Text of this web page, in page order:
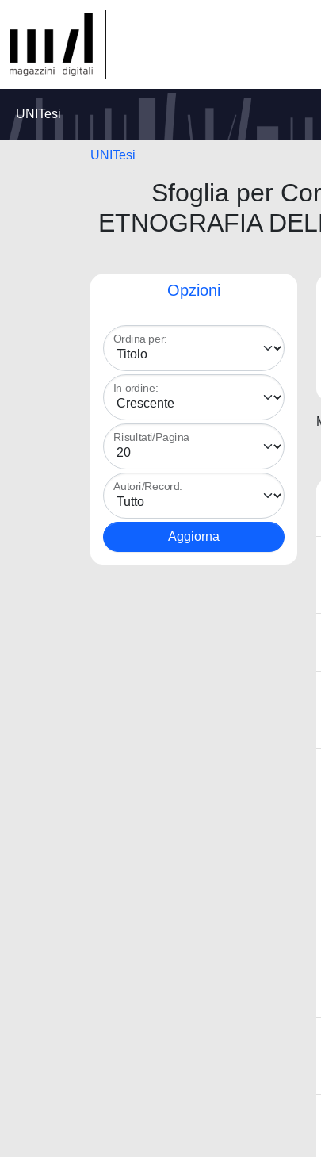
UNITesi
UNITesi
Sfoglia per
ETNOGRAFIA
Opzioni
Ordina per:
In ordine:
Risultati/Pagina
Autori/Record: